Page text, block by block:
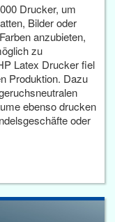
Drucker, um
Bilder oder
anzubieten,
zu
Latex Drucker fiel
Produktion. Dazu
ebenso drucken
oder